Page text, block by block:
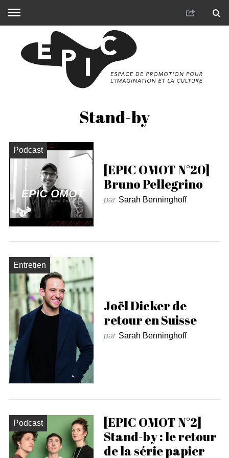
Stand-by
Podcast
[EPIC OMOT N°20]
Bruno Pellegrino
par Sarah Benninghoff
Entretien
Joël Dicker de
retour en Suisse
par Sarah Benninghoff
Podcast
[EPIC OMOT N°2]
Stand-by : le retour
de la série papier